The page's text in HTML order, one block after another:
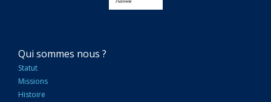
NAVIGATION
PRINCIPALE
Qui sommes nous ?
Statut
Missions
Histoire